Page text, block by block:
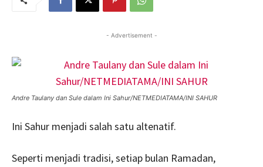
- Advertisement -
Andre Taulany dan Sule dalam Ini Sahur/NETMEDIATAMA/INI SAHUR
Ini Sahur menjadi salah satu altenatif.
Seperti menjadi tradisi, setiap bulan Ramadan,